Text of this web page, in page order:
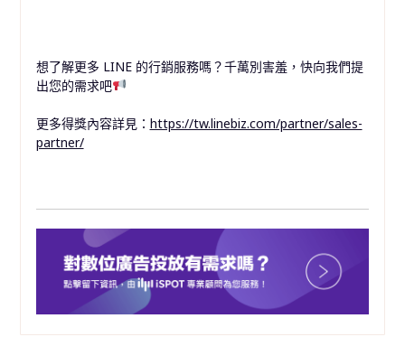
想了解更多 LINE 的行銷服務嗎？千萬別害羞，快向我們提
出您的需求吧
更多得獎內容詳見： https://tw.linebiz.com/partner/sales-
partner/